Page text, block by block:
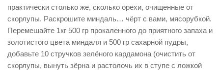
практически столько же, сколько орехи, очищенные от
скорлупы. Раскрошите миндаль… чёрт с вами, мясорубкой.
Перемешайте 1кг 500 гр прокаленного до приятного запаха и
золотистого цвета миндаля и 500 гр сахарной пудры,
добавьте 10 стручков зелёного кардамона (очистить от
скорлупы, вынуть зёрна и растолочь их в ступе с ложкой